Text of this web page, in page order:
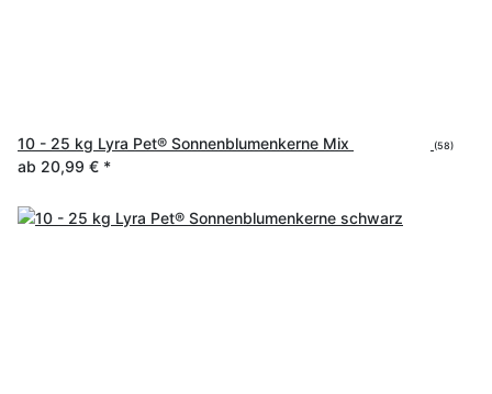
10 - 25 kg Lyra Pet® Sonnenblumenkerne Mix (58)
ab 20,99 € *